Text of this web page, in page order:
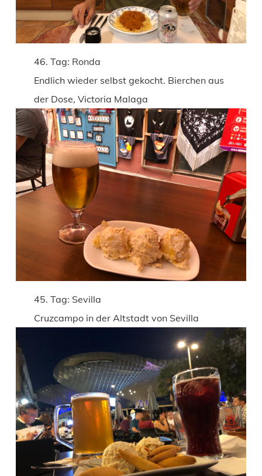
46. Tag: Ronda
Endlich wieder selbst gekocht. Bierchen aus
der Dose, Victoria Malaga
45. Tag: Sevilla
Cruzcampo in der Altstadt von Sevilla